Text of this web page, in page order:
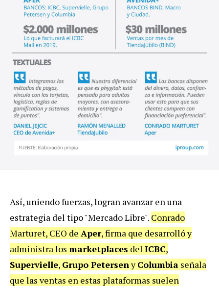
Así, uniendo fuerzas, logran avanzar en una
estrategia del tipo "Mercado Libre". Conrado
Marturet, CEO de Aper, firma que desarrolló y
administra los marketplaces del ICBC,
Supervielle, Grupo PetersenyColumbia señala
que las ventas en estas plataformas suelen